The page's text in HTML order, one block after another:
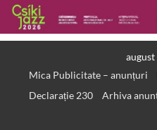
Mica Publicitate – anunțuri
Declarație 230
Arhiva